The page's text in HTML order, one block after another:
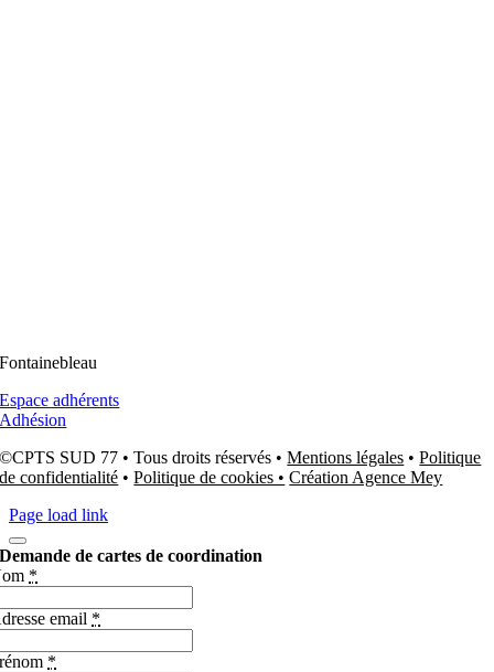
Fontainebleau
Espace adhérents
Adhésion
©CPTS SUD 77 • Tous droits réservés •Mentions légales •Politique
de confidentialité •Politique de cookies • Création Agence Mey
Page load link
Demande de cartes de coordination
*
email *
*